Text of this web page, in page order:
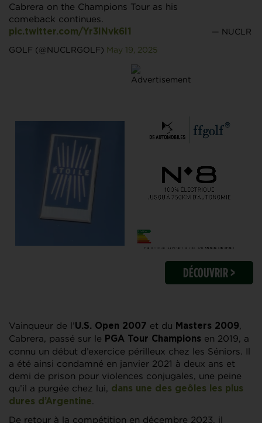
Cabrera on the Champions Tour as his
comeback continues.
pic.twitter.com/Yr3INvk6I1 — NUCLR
GOLF (@NUCLRGOLF) May 19, 2025
DÉCOUVRIR >
Vainqueur de l’U.S. Open 2007 et du Masters 2009,
Cabrera, passé sur le PGA Tour Champions en 2019, a
connu un début d’exercice périlleux chez les Séniors. Il
a été ainsi condamné en janvier 2021 à deux ans et
demi de prison pour violences conjugales, une peine
qu’il a purgée chez lui, dans une des geôles les plus
dures d’Argentine.
De retour à la compétition en décembre 2023, il